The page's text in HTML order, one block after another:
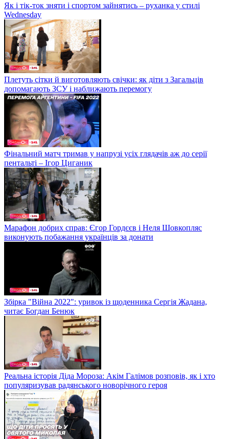
Як і тік-ток зняти і спортом зайнятись – руханка у стилі
Wednesday
Плетуть сітки й виготовляють свічки: як діти з Загальців
допомагають ЗСУ і наближають перемогу
Фінальний матч тримав у напрузі усіх глядачів аж до серії
пентальті – Ігор Циганик
Марафон добрих справ: Єгор Гордєєв і Неля Шовкопляс
виконують побажання українців за донати
Збірка "Війна 2022": уривок із щоденника Сергія Жадана,
читає Богдан Бенюк
Реальна історія Діда Мороза: Акім Галімов розповів, як і хто
популяризував радянського новорічного героя